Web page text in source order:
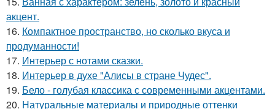
акцент.
16. Компактное пространство, но сколько вкуса и
продуманности!
17. Интерьер с нотами сказки.
18. Интерьер в духе "Алисы в стране Чудес".
19. Бело - голубая классика с современными акцентами.
20. Натуральные материалы и природные оттенки